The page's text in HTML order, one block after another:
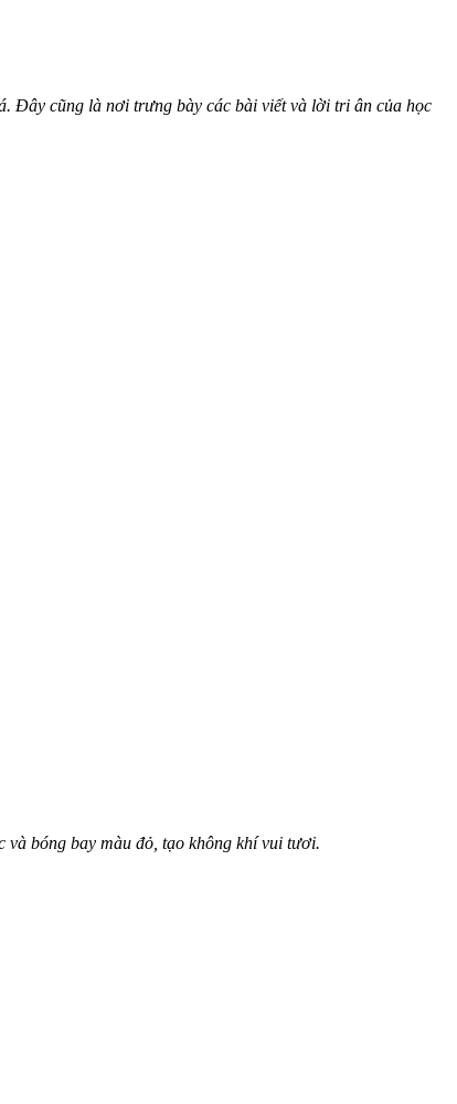
Đây cũng là nơi trưng bày các bài viết và lời tri ân của học
bóng bay màu đỏ, tạo không khí vui tươi.